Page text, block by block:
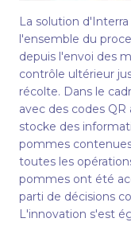
La solution
l'ensemble du
depuis l'envoi des
contrôle ultérieur
récolte. Dans le
avec des codes
stocke des
pommes
toutes les
pommes ont été
parti de décisions
L'innovation s'est